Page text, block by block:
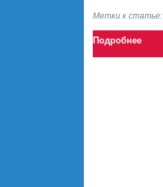
Метки к статье:
Подробнее